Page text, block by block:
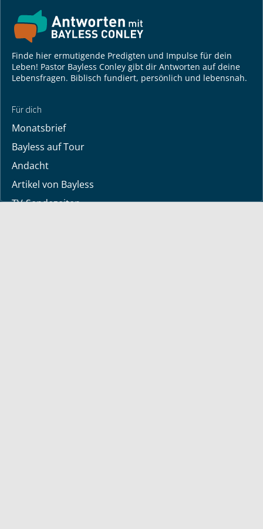
Finde hier ermutigende Predigten und Impulse für dein
Leben! Pastor Bayless Conley gibt dir Antworten auf deine
Lebensfragen. Biblisch fundiert, persönlich und lebensnah.
Für dich
Monatsbrief
Bayless auf Tour
Andacht
Artikel von Bayless
TV-Sendezeiten